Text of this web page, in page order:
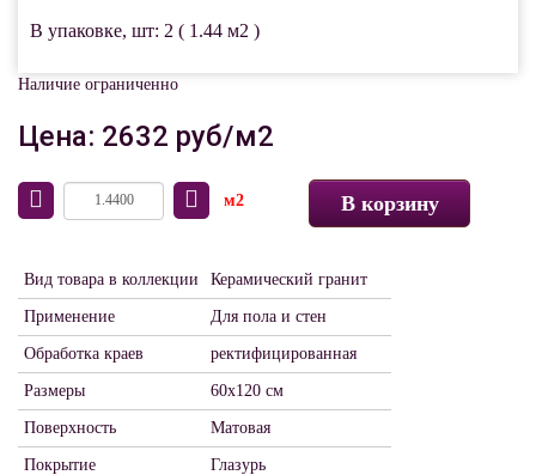
В упаковке, шт: 2 ( 1.44 м2 )
Наличие ограниченно
Цена: 2632 руб/м2
м2 В корзину
Вид товара в коллекции Керамический гранит
Применение Для пола и стен
Обработка краев ректифицированная
Размеры 60х120 см
Поверхность Матовая
Покрытие Глазурь